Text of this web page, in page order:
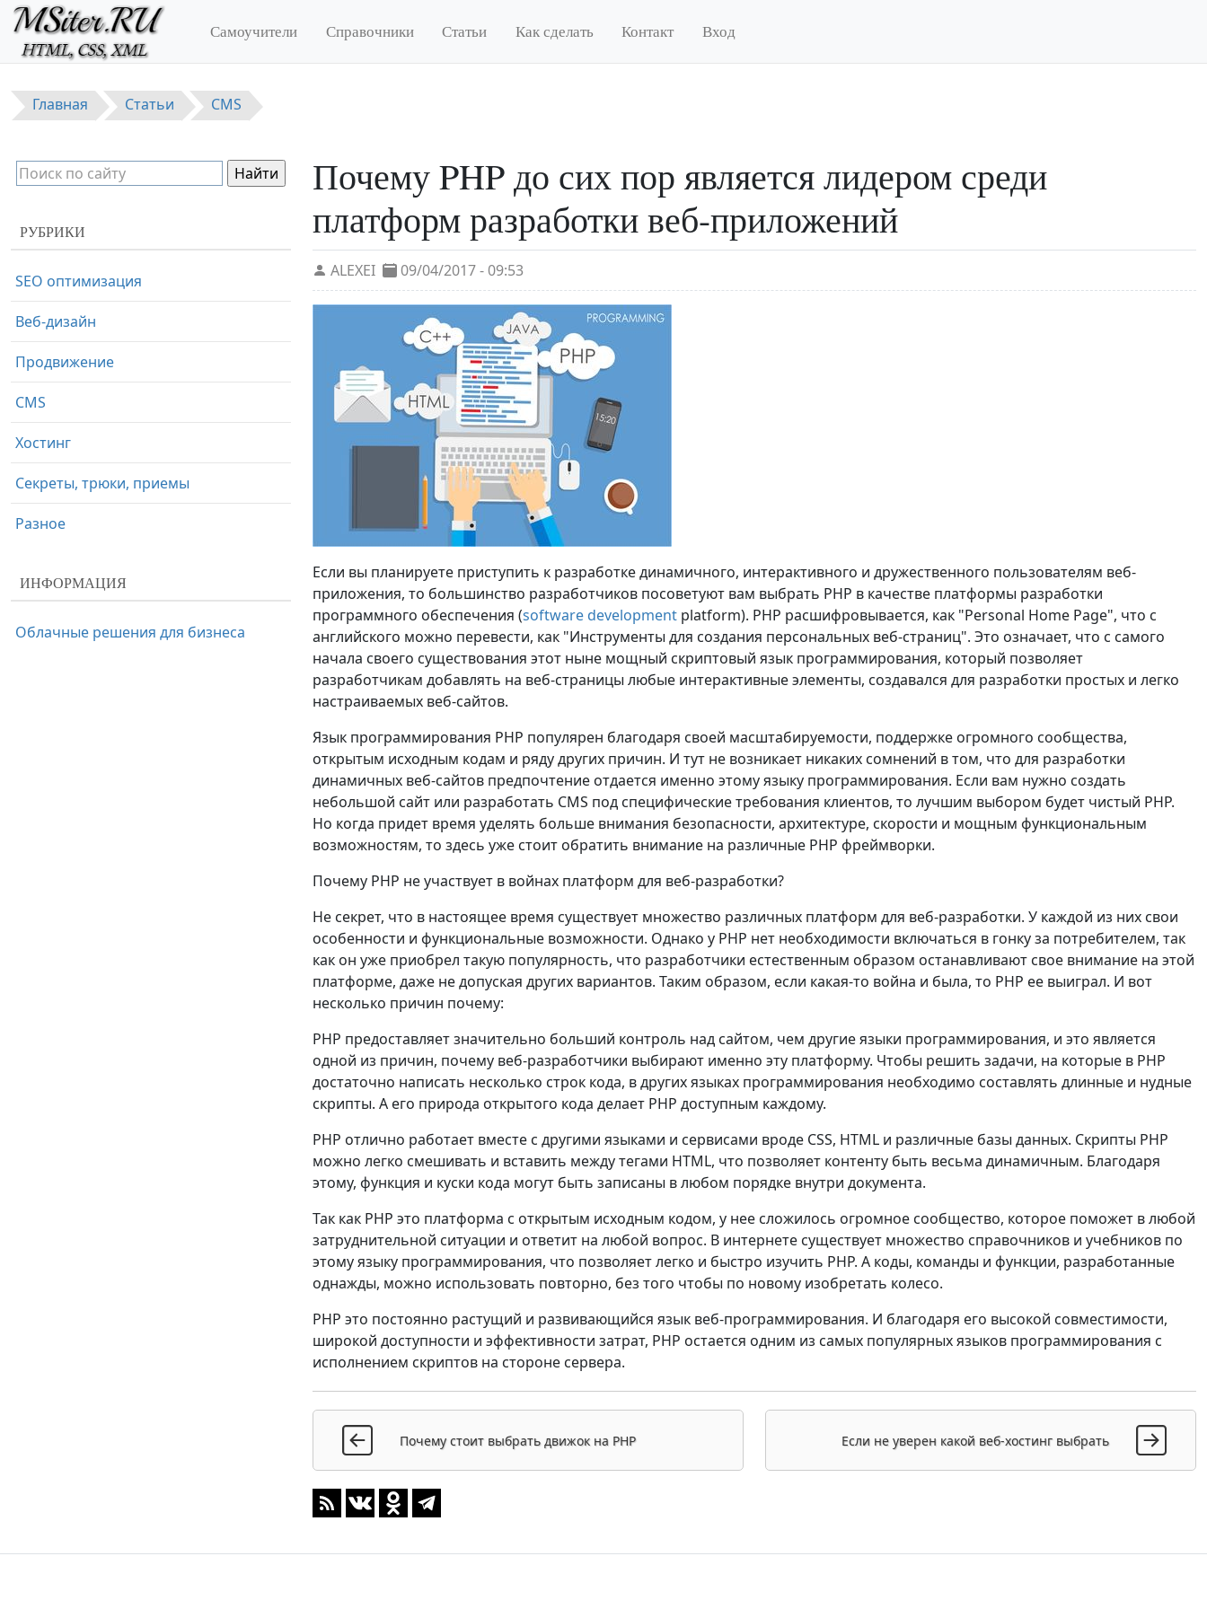
Перейти к основному содержанию
Самоучители Справочники Статьи Как сделать Контакт Вход
Главная Статьи CMS
Почему PHP до сих пор является лидером среди
платформ разработки веб-приложений
ALEXEI 09/04/2017 - 09:53
Если вы планируете приступить к разработке динамичного, интерактивного и дружественного пользователям веб-
приложения, то большинство разработчиков посоветуют вам выбрать PHP в качестве платформы разработки
программного обеспечения (software development platform). PHP расшифровывается, как "Personal Home Page", что с
английского можно перевести, как "Инструменты для создания персональных веб-страниц". Это означает, что с самого
начала своего существования этот ныне мощный скриптовый язык программирования, который позволяет
разработчикам добавлять на веб-страницы любые интерактивные элементы, создавался для разработки простых и легко
настраиваемых веб-сайтов.
Язык программирования PHP популярен благодаря своей масштабируемости, поддержке огромного сообщества,
открытым исходным кодам и ряду других причин. И тут не возникает никаких сомнений в том, что для разработки
динамичных веб-сайтов предпочтение отдается именно этому языку программирования. Если вам нужно создать
небольшой сайт или разработать CMS под специфические требования клиентов, то лучшим выбором будет чистый PHP.
Но когда придет время уделять больше внимания безопасности, архитектуре, скорости и мощным функциональным
возможностям, то здесь уже стоит обратить внимание на различные PHP фреймворки.
Почему PHP не участвует в войнах платформ для веб-разработки?
Не секрет, что в настоящее время существует множество различных платформ для веб-разработки. У каждой из них свои
особенности и функциональные возможности. Однако у PHP нет необходимости включаться в гонку за потребителем, так
как он уже приобрел такую популярность, что разработчики естественным образом останавливают свое внимание на этой
платформе, даже не допуская других вариантов. Таким образом, если какая-то война и была, то PHP ее выиграл. И вот
несколько причин почему:
PHP предоставляет значительно больший контроль над сайтом, чем другие языки программирования, и это является
одной из причин, почему веб-разработчики выбирают именно эту платформу. Чтобы решить задачи, на которые в PHP
достаточно написать несколько строк кода, в других языках программирования необходимо составлять длинные и нудные
скрипты. А его природа открытого кода делает PHP доступным каждому.
PHP отлично работает вместе с другими языками и сервисами вроде CSS, HTML и различные базы данных. Скрипты PHP
можно легко смешивать и вставить между тегами HTML, что позволяет контенту быть весьма динамичным. Благодаря
этому, функция и куски кода могут быть записаны в любом порядке внутри документа.
Так как PHP это платформа с открытым исходным кодом, у нее сложилось огромное сообщество, которое поможет в любой
затруднительной ситуации и ответит на любой вопрос. В интернете существует множество справочников и учебников по
этому языку программирования, что позволяет легко и быстро изучить PHP. А коды, команды и функции, разработанные
однажды, можно использовать повторно, без того чтобы по новому изобретать колесо.
PHP это постоянно растущий и развивающийся язык веб-программирования. И благодаря его высокой совместимости,
широкой доступности и эффективности затрат, PHP остается одним из самых популярных языков программирования с
исполнением скриптов на стороне сервера.
Почему стоит выбрать движок на PHP Если не уверен какой веб-хостинг выбрать
РУБРИКИ
SEO оптимизация
Веб-дизайн
Продвижение
CMS
Хостинг
Секреты, трюки, приемы
Разное
ИНФОРМАЦИЯ
Облачные решения для бизнеса